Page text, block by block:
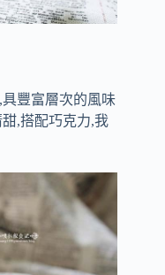
豐富層次的風味
,搭配巧克力,我